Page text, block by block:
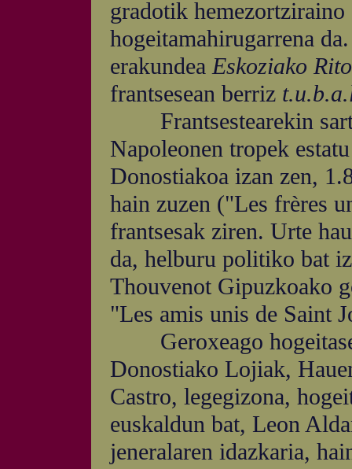
gradotik
hogeitamahirugarrena
erakundeaEskoziako
frantsesean berriz
Frantsestearekin
Napoleonen tropek
Donostiakoa izan zen,
hain zuzen ("Les frères
frantsesak ziren. Urte
da, helburu politiko bat
Thouvenot Gipuzkoako
"Les amis unis de Saint
Geroxeago
Donostiako Lojiak,
Castro, legegizona,
euskaldun bat, Leon
jeneralaren idazkaria,